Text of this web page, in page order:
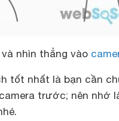
nhìn thẳng vào
tốt nhất là bạn cần
trước; nên nhớ